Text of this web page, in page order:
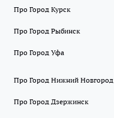
Про Город Курск
Про Город Рыбинск
Про Город Уфа
Про Город Нижний Новгород
Про Город Дзержинск